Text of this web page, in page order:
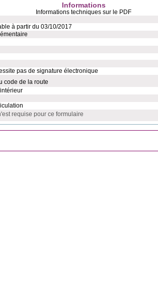
Informations
Informations techniques sur le PDF
Ce formulaire est valable à partir du 03/10/2017
pas de signature électronique
code de la route
requise pour ce formulaire